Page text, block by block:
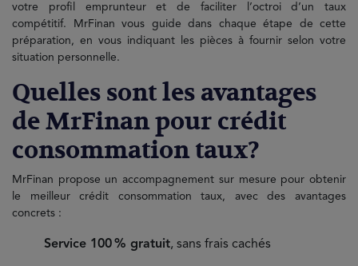
votre profil emprunteur et de faciliter l’octroi d’un taux
compétitif. MrFinan vous guide dans chaque étape de cette
préparation, en vous indiquant les pièces à fournir selon votre
situation personnelle.
Quelles sont les avantages
de MrFinan pour crédit
consommation taux?
MrFinan propose un accompagnement sur mesure pour obtenir
le meilleur crédit consommation taux, avec des avantages
concrets :
Service 100 % gratuit, sans frais cachés